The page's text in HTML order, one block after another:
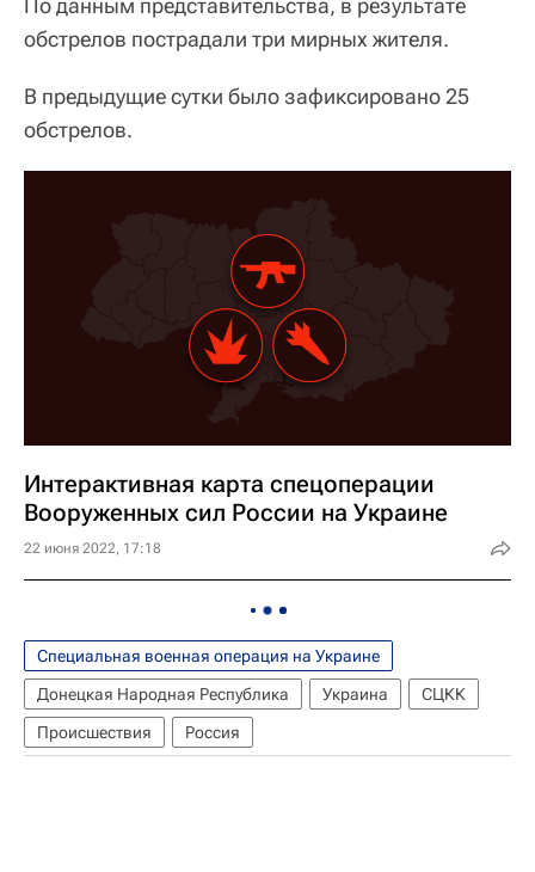
По данным представительства, в результате
обстрелов пострадали три мирных жителя.
В предыдущие сутки было зафиксировано 25
обстрелов.
Интерактивная карта спецоперации
Вооруженных сил России на Украине
22 июня 2022, 17:18
Специальная военная операция на Украине
Донецкая Народная Республика
Украина
СЦКК
Происшествия
Россия